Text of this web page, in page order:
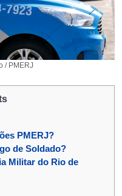
/ PMERJ
PMERJ?
de Soldado?
Militar do Rio de